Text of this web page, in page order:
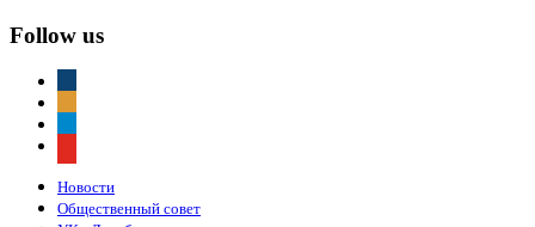
Follow us
Новости
Общественный совет